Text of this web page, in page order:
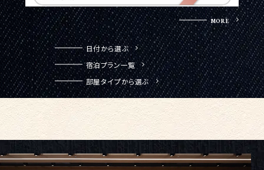
日付から選ぶ
宿泊プラン一覧
部屋タイプから選ぶ
MORE